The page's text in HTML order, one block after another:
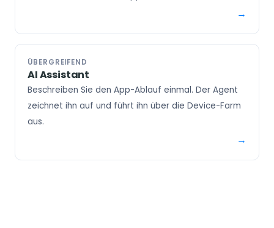
ÜBERGREIFEND
AI Assistant
Beschreiben Sie den App-Ablauf einmal. Der Agent
zeichnet ihn auf und führt ihn über die Device-Farm
aus.